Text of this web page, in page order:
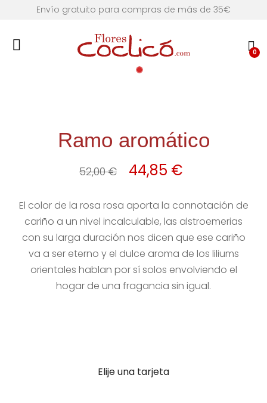
Envío gratuito para compras de más de 35€
0
Ramo aromático
52,00€
El
original
era:
52,00 €.
44,85 €
actual
es:
44,85 €.
El color de la rosa rosa aporta la connotación de
cariño a un nivel incalculable, las alstroemerias
con su larga duración nos dicen que ese cariño
va a ser eterno y el dulce aroma de los liliums
orientales hablan por sí solos envolviendo el
hogar de una fragancia sin igual.
Elije una tarjeta